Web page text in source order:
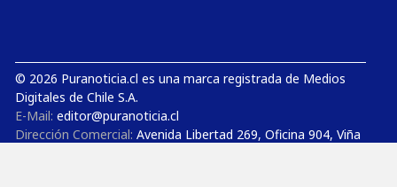
© 2026 Puranoticia.cl es una marca registrada de Medios
Digitales de Chile S.A.
E-Mail: editor@puranoticia.cl
Dirección Comercial: Avenida Libertad 269, Oficina 904, Viña